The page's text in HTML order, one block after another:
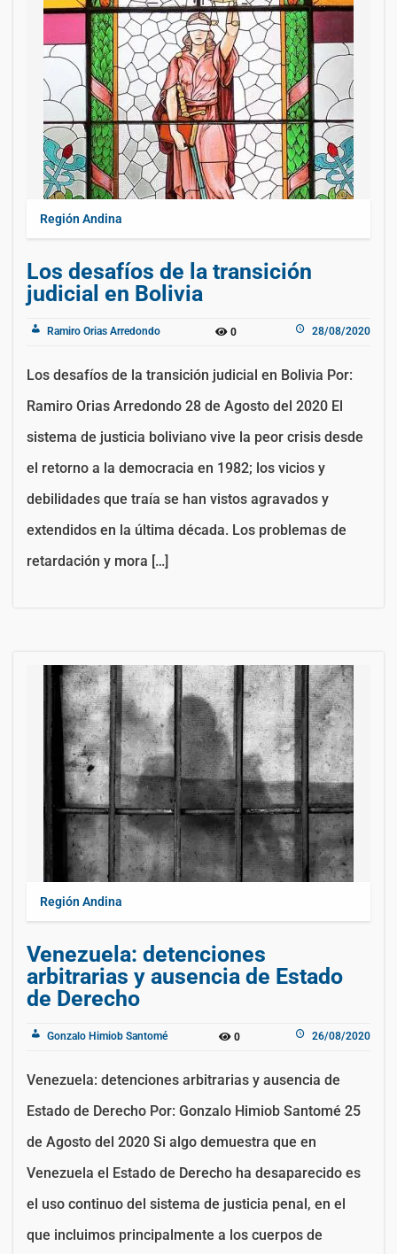
Región Andina
Los desafíos de la transición
judicial en Bolivia
Ramiro Orias Arredondo 0 28/08/2020
Los desafíos de la transición judicial en Bolivia Por:
Ramiro Orias Arredondo 28 de Agosto del 2020 El
sistema de justicia boliviano vive la peor crisis desde
el retorno a la democracia en 1982; los vicios y
debilidades que traía se han vistos agravados y
extendidos en la última década. Los problemas de
retardación y mora […]
Región Andina
Venezuela: detenciones
arbitrarias y ausencia de Estado
de Derecho
Gonzalo Himiob Santomé 0 26/08/2020
Venezuela: detenciones arbitrarias y ausencia de
Estado de Derecho Por: Gonzalo Himiob Santomé 25
de Agosto del 2020 Si algo demuestra que en
Venezuela el Estado de Derecho ha desaparecido es
el uso continuo del sistema de justicia penal, en el
que incluimos principalmente a los cuerpos de